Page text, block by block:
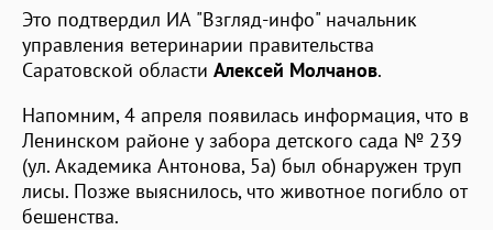
Это подтвердил ИА "Взгляд-инфо" начальник
управления ветеринарии правительства
Саратовской области Алексей Молчанов.
Напомним, 4 апреля появилась информация, что в
Ленинском районе у забора детского сада № 239
(ул. Академика Антонова, 5а) был обнаружен труп
лисы. Позже выяснилось, что животное погибло от
бешенства.